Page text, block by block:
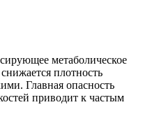
метаболическое
плотность
Главная опасность
приводит к частым